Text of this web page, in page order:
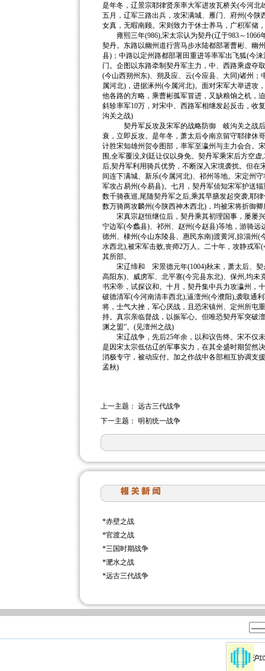
是年冬，辽景宗耶律贤亲率大军进攻瓦桥关(今河
五月，辽军三路出兵，攻宋满城、雁门、府州(今
女真，无暇南顾。宋则致力于休士养马，广积军储
雍熙三年(986),宋太宗认为契丹(辽于983～1066
契丹。东路以幽州道行营马步水陆都部署曹彬、幽
县)；中路以定州路都部署田重进等率军出飞狐(今
门。企图以东路牵制契丹军主力，中、西路乘虚夺
(今山西朔州东)、朔及应、云(今应县、大同)诸州
属河北)，进据涿州(今属河北)。面对宋军大举进攻
他各路的方略，乘曹彬孤军冒进，又缺粮饷之机，
斜轸率军10万，对宋中、西路军相继发起反击，收
沟关之战)
契丹军反攻及宋军的战略防御 岐沟关之战后，
衰，立即反攻。是年冬，萧太后令南京留守耶律休
计胜宋知雄州贺令图部，率军至瀛州与主力会合。
围,全军覆没,刘廷让仅以身免。契丹军乘宋后方空
后,契丹军利用骑兵优势，不断深入宋境袭扰。但
间连下满城、新乐(今属河北)、祁州等地。宋定州
军攻占易州(今易县)。七月，契丹军侦知宋军护送
数千骑夜巡,尾随契丹军之后,乘其早膳发起突袭,耶
数万骑两攻麟州(今陕西神木西北)，均被宋将折御
宋真宗赵恒继位后，契丹乘其初理国事，屡屡兴
宁边军(今蠡县)、祁州、赵州(今赵县)等地，游骑
德州、棣州(今山东陵县、惠民东南)渡黄河,掠淄州
水西北),被宋军击败,丧师2万人。二十年，攻静戎
其所部。
宋辽缔和 宋景德元年(1004)秋末，萧太后、契
高阳东)、威虏军、北平寨(今完县东北)、保州,均
书宋帝，试探议和。十月，契丹集中兵力攻瀛州，
破德清军(今河南清丰西北),逼澶州(今濮阳),袭取通
将，士气大挫，军心厌战，且恐宋镇州、定州所屯
持。真宗亲临督战，以振军心。但唯恐契丹军突破
渊之盟”。(见澶州之战)
宋辽战争，先后25年余，以和议告终。宋不仅未
是因宋太宗低估辽的军事实力，在其全盛时期贸然
消极专守，被动应付。加之作战中各部相互协调支
孟秋)
上一主题： 远古三代战争
下一主题： 明初统一战争
*赤壁之战
*官渡之战
*三国时期战争
*淝水之战
*远古三代战争